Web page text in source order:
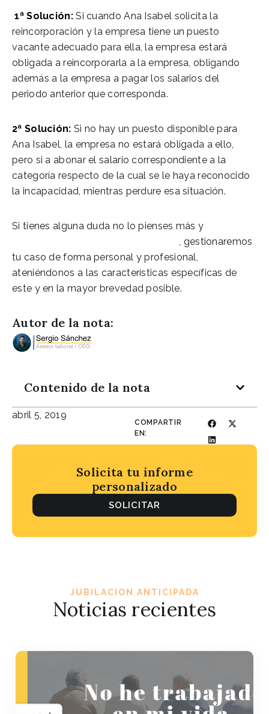
1ª Solución:Si cuando Ana Isabel solicita la
reincorporación y la empresa tiene un puesto
vacante adecuado para ella, la empresa estará
obligada a reincorporarla a la empresa, obligando
además a la empresa a pagar los salarios del
periodo anterior que corresponda.
2ª Solución: Si no hay un puesto disponible para
Ana Isabel, la empresa no estará obligada a ello,
pero si a abonar el salario correspondiente a la
categoría respecto de la cual se le haya reconocido
la incapacidad, mientras perdure esa situación.
Si tienes alguna duda no lo pienses más y
con nuestro equipo de asesores, gestionaremos
tu caso de forma personal y profesional,
ateniéndonos a las características específicas de
este y en la mayor brevedad posible.
Autor de la nota:
Contenido de la nota
abril 5, 2019
COMPARTIR
EN:
Solicita tu informe
personalizado
SOLICITAR
JUBILACION ANTICIPADA
Noticias recientes